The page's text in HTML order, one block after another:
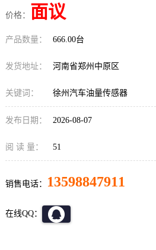
价格： 面议
产品数量： 666.00台
发货地址： 河南省郑州中原区
关键词： 徐州汽车油量传感器
发布日期： 2026-08-07
阅 读 量： 51
销售电话： 13598847911
在线QQ：